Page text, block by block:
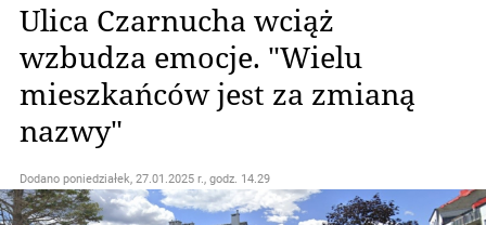
Ulica Czarnucha wciąż
wzbudza emocje. "Wielu
mieszkańców jest za zmianą
nazwy"
Dodano poniedziałek, 27.01.2025 r., godz. 14.29